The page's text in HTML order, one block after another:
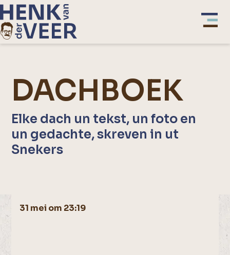
DACHBOEK
Elke dach un tekst, un foto en
un gedachte, skreven in ut
Snekers
31 mei om 23:19